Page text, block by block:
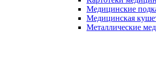
Медицинские
Медицинская
Металлические